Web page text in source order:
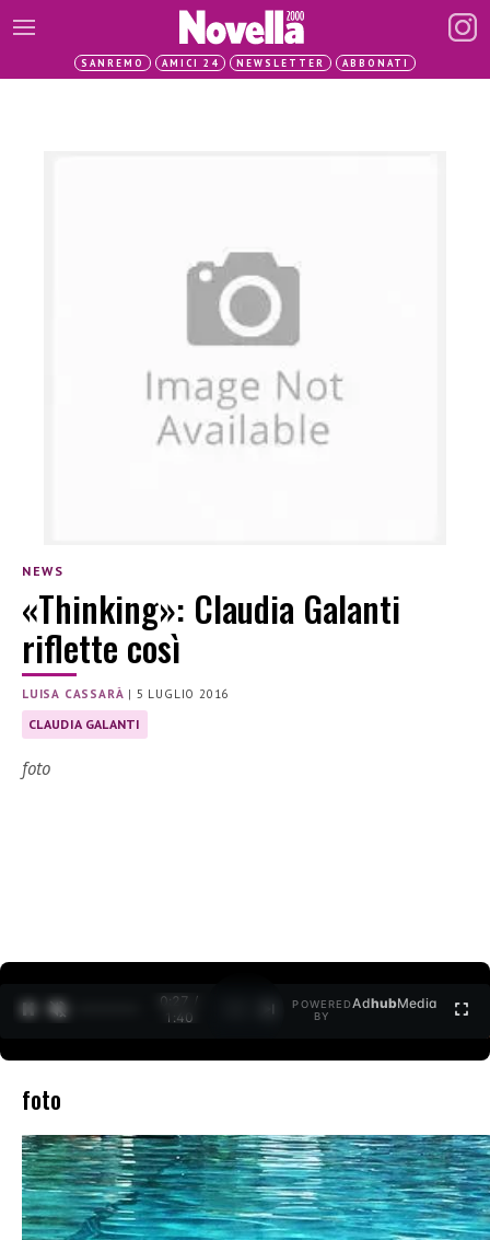
SANREMO AMICI 24 NEWSLETTER ABBONATI
NEWS
«Thinking»: Claudia Galanti
riflette così
LUISA CASSARÀ | 5 LUGLIO 2016
CLAUDIA GALANTI
foto
0:27 /
1:40
POWERED
BY
AdhubMedia
foto